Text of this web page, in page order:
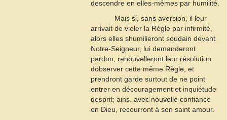
descendre en elles-mêmes par humilité.
Mais si, sans aversion, il leur
arrivait de violer la Règle par infirmité,
alors elles shumilieront soudain devant
Notre-Seigneur, lui demanderont
pardon, renouvelleront leur résolution
dobserver cette même Règle, et
prendront garde surtout de ne point
entrer en découragement et inquiétude
desprit; ains. avec nouvelle confiance
en Dieu, recourront à son saint amour.